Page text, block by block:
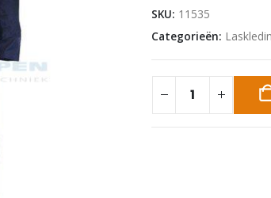
SKU: 11535
Categorieën: